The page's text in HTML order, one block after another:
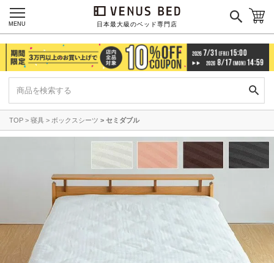
日本最大級のベッド専門店
MENU
TOP 寝具 ボックスシーツ セミダブル